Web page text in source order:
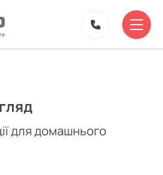
для домашнього